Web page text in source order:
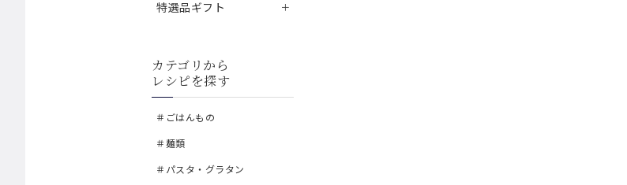
特選品ギフト
カテゴリから
レシピを探す
＃ごはんもの
＃麺類
＃パスタ・グラタン